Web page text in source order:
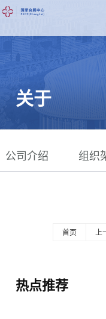
关于
公司介绍 组织
首页 上
热点推荐